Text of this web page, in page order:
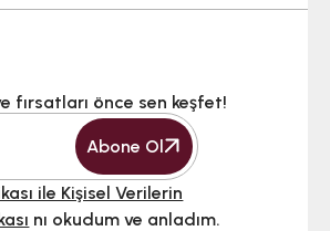
fırsatları önce sen keşfet!
Abone Ol
ile Kişisel Verilerin
nı okudum ve anladım.